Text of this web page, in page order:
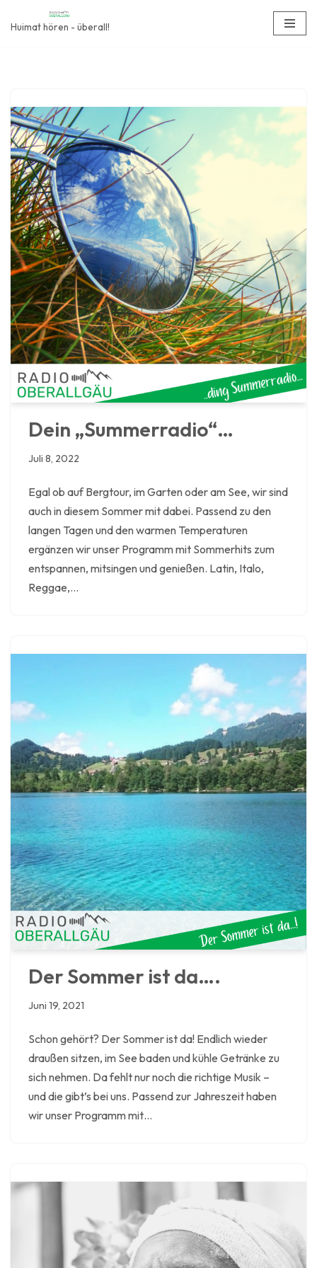
Huimat hören - überall!
Dein „Summerradio“…
Juli 8, 2022
Egal ob auf Bergtour, im Garten oder am See, wir sind
auch in diesem Sommer mit dabei. Passend zu den
langen Tagen und den warmen Temperaturen
ergänzen wir unser Programm mit Sommerhits zum
entspannen, mitsingen und genießen. Latin, Italo,
Reggae,…
Der Sommer ist da….
Juni 19, 2021
Schon gehört? Der Sommer ist da! Endlich wieder
draußen sitzen, im See baden und kühle Getränke zu
sich nehmen. Da fehlt nur noch die richtige Musik –
und die gibt’s bei uns. Passend zur Jahreszeit haben
wir unser Programm mit…